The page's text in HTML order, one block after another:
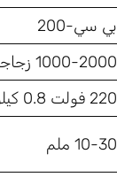
بي سي-200
1000-2000 زجاجة/ساعة
220 فولت 0.8 كيلو وات
10-30 ملم